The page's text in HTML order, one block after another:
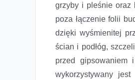
grzyby i pleśnie oraz
poza łączenie folii
dzięki wyśmienitej
ścian i podłóg,
przed gipsowaniem
wykorzystywany